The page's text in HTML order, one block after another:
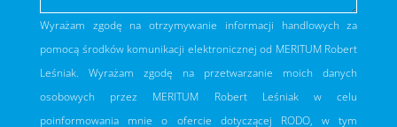
Wyrażam zgodę na otrzymywanie informacji handlowych za
pomocą środków komunikacji elektronicznej od MERITUM Robert
Leśniak. Wyrażam zgodę na przetwarzanie moich danych
osobowych przez MERITUM Robert Leśniak w celu
poinformowania mnie o ofercie dotyczącej RODO, w tym